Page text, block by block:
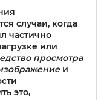
случаи, когда
частично
или
просмотра
и
это,